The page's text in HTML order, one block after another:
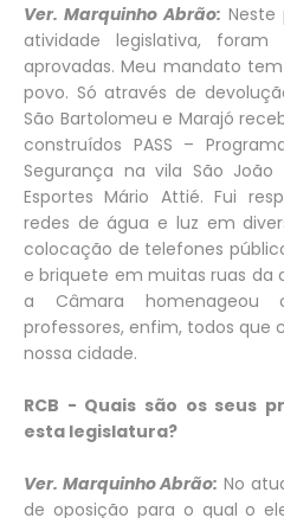
Ver. Marquinho Abrão: Neste
atividade legislativa,
aprovadas. Meu mandato
povo. Só através de
São Bartolomeu e Marajó
construídos PASS –
Segurança na vila São
Esportes Mário Attié. Fui
redes de água e luz em
colocação de telefones
e briquete em muitas ruas da
a Câmara homenageou
professores, enfim, todos que
nossa cidade.
RCB - Quais são os seus
esta legislatura?
Ver. Marquinho Abrão: No
de oposição para o qual o